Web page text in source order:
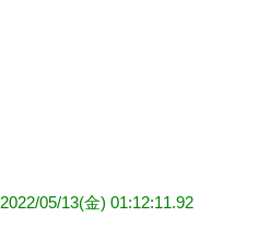
2022/05/13(金) 01:12:11.92